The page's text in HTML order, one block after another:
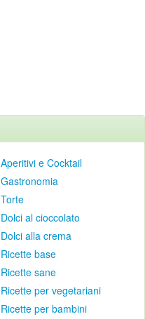
Aperitivi e Cocktail
Gastronomia
Torte
Dolci al cioccolato
Dolci alla crema
Ricette base
Ricette sane
Ricette per vegetariani
Ricette per bambini